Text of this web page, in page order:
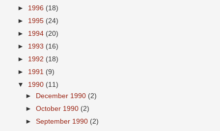
► 1996 (18)
► 1995 (24)
► 1994 (20)
► 1993 (16)
► 1992 (18)
► 1991 (9)
▼ 1990 (11)
►
December 1990 (2)
►October 1990 (2)
►September 1990 (2)